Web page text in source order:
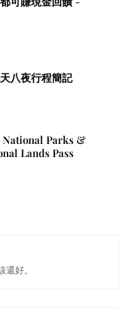
八夜行程簡記
National Parks &
Lands Pass
好。